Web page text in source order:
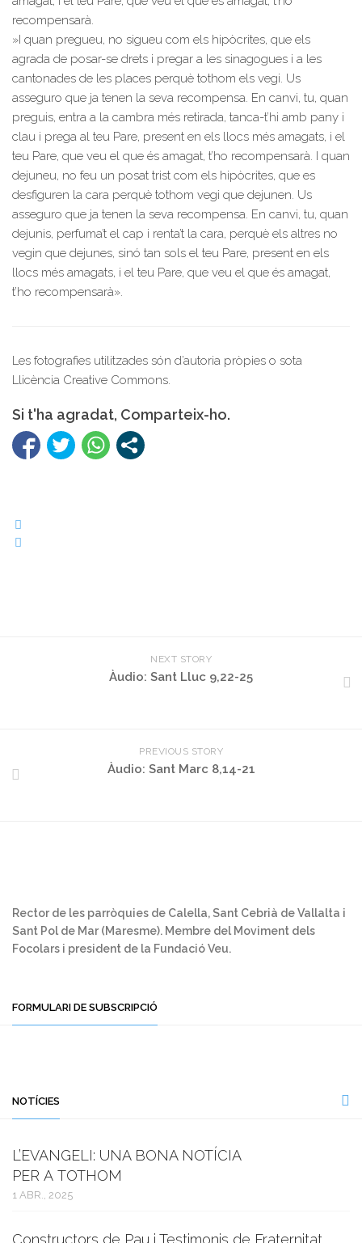
recompensarà.
»I quan pregueu, no sigueu com els hipòcrites, que els
agrada de posar-se drets i pregar a les sinagogues i a les
cantonades de les places perquè tothom els vegi. Us
asseguro que ja tenen la seva recompensa. En canvi, tu, quan
preguis, entra a la cambra més retirada, tanca-t’hi amb pany i
clau i prega al teu Pare, present en els llocs més amagats, i el
teu Pare, que veu el que és amagat, t’ho recompensarà. I quan
dejuneu, no feu un posat trist com els hipòcrites, que es
desfiguren la cara perquè tothom vegi que dejunen. Us
asseguro que ja tenen la seva recompensa. En canvi, tu, quan
dejunis, perfuma’t el cap i renta’t la cara, perquè els altres no
vegin que dejunes, sinó tan sols el teu Pare, present en els
llocs més amagats, i el teu Pare, que veu el que és amagat,
t’ho recompensarà».
Les fotografies utilitzades són d’autoria pròpies o sota
Llicència Creative Commons.
Si t'ha agradat, Comparteix-ho.
NEXT STORY
Àudio: Sant Lluc 9,22-25
PREVIOUS STORY
Àudio: Sant Marc 8,14-21
Rector de les parròquies de Calella, Sant Cebrià de Vallalta i
Sant Pol de Mar (Maresme). Membre del Moviment dels
Focolars i president de la Fundació Veu.
FORMULARI DE SUBSCRIPCIÓ
NOTÍCIES
L’EVANGELI: UNA BONA NOTÍCIA
PER A TOTHOM
1 ABR., 2025
Constructors de Pau i Testimonis de Fraternitat